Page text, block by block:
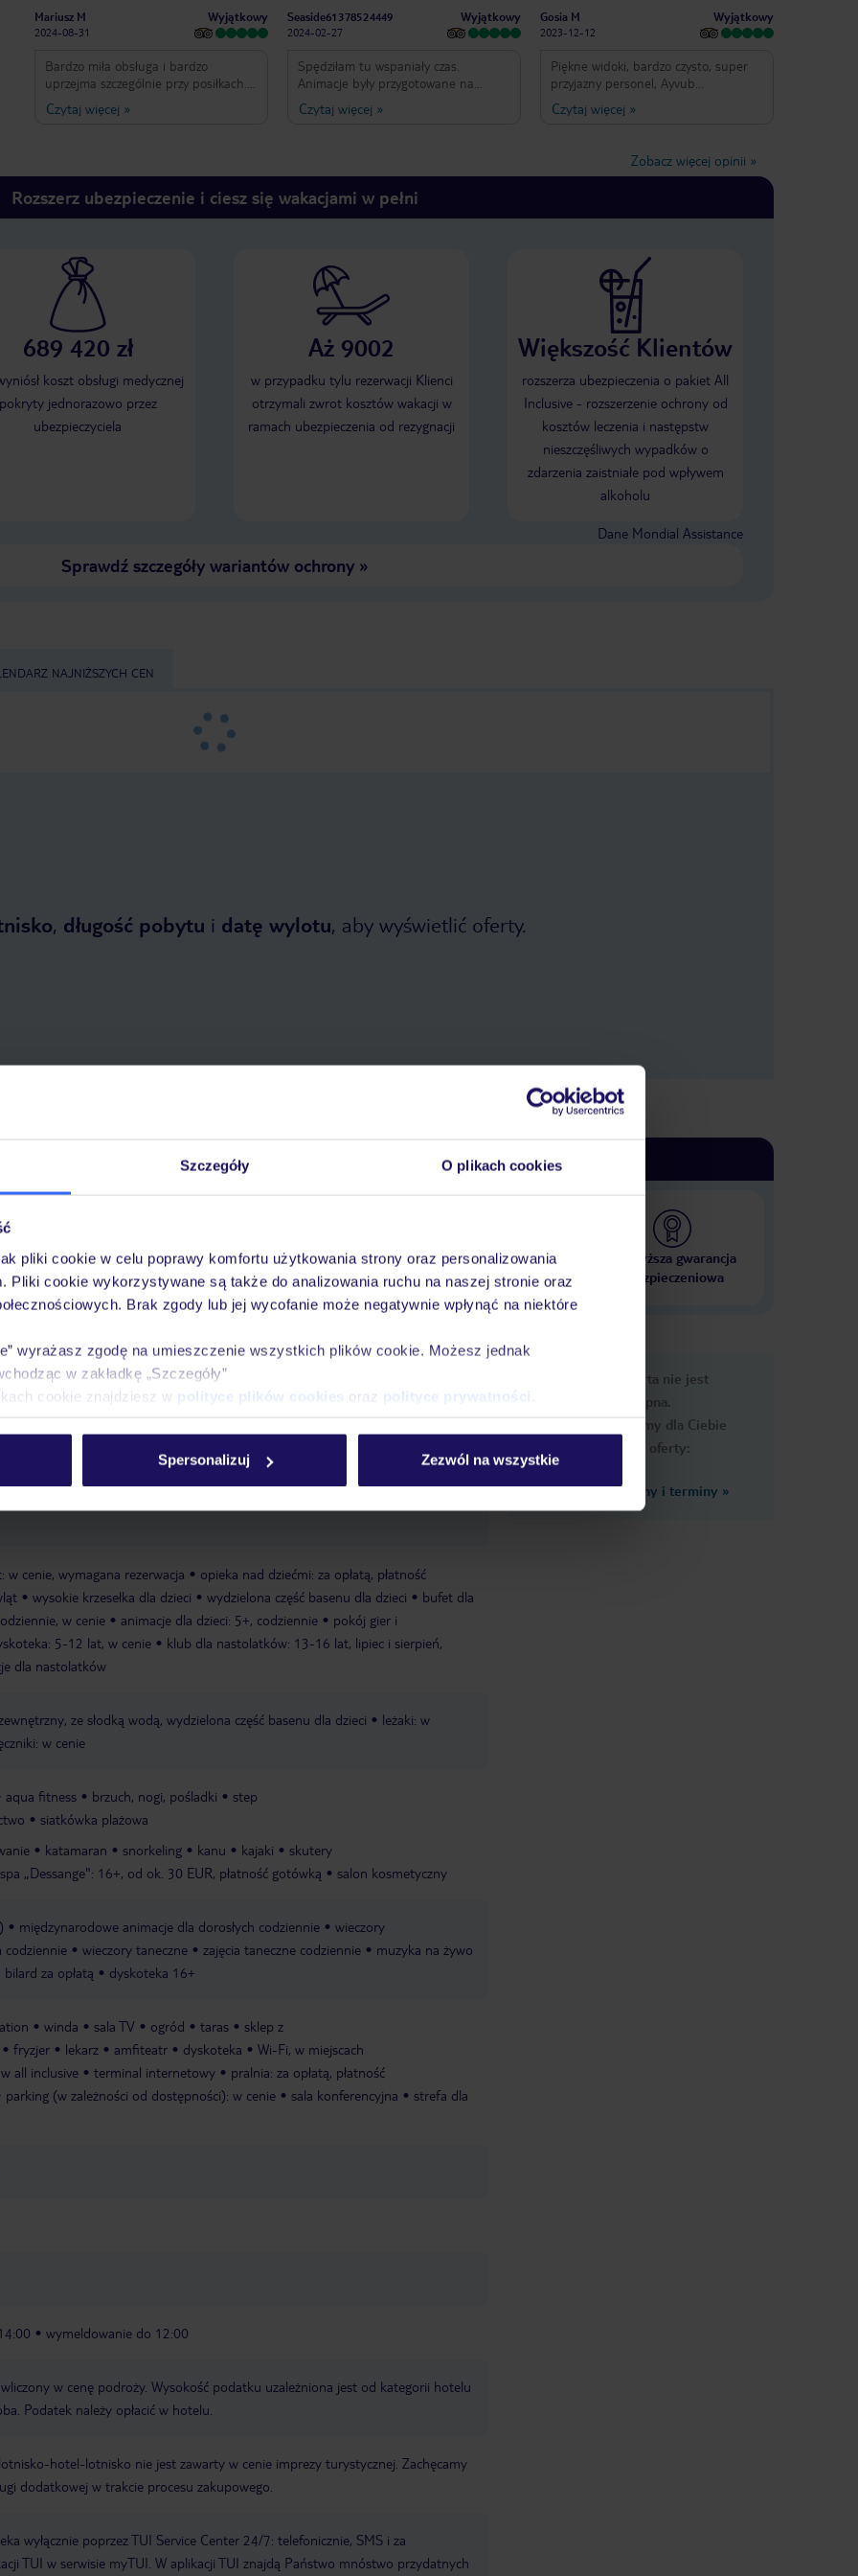
Szczegóły O plikach cookies
pliki cookie w celu poprawy komfortu użytkowania strony oraz personalizowania
Pliki cookie wykorzystywane są także do analizowania ruchu na naszej stronie oraz
Brak zgody lub jej wycofanie może negatywnie wpłynąć na niektóre
wyrażasz zgodę na umieszczenie wszystkich plików cookie. Możesz jednak
w zakładkę „Szczegóły”
cookie znajdziesz w polityce plików cookies oraz polityce prywatności
Spersonalizuj Zezwól na wszystkie
Mariusz M
2024-08-31
Wyjątkowy
Bardzo miła obsługa i bardzo
uprzejma szczególnie przy posiłkach.
Pokoje czyste i codziennie sprzątane.
Jedzie wyśmienite ( śniadanie
Czytaj więcej »
Seaside61378524449
2024-02-27
Wyjątkowy
Spędziłam tu wspaniały czas.
Animacje były przygotowane na
najwyższym poziomie. Niesamowite
przedstawienia. Z całego serca
Amazing performances. I
wholeheartedly recommend a holiday
Czytaj więcej »
Gosia M
2023-12-12
Wyjątkowy
Piękne widoki, bardzo czysto, super
przyjazny personel, Ayvub
/oussama/MoMo/Abdou/Sergiobardzo
przyjacielski, energiczny, miły. Aerobik
profesionalna. Teatr co drugi wieczór,
tancerki, węże.
Czytaj więcej »
Zobacz więcej opinii »
Rozszerz ubezpieczenie i ciesz się wakacjami w pełni
689 420 zł
koszt obsługi medycznej
pokryty jednorazowo przez
ubezpieczyciela
Aż 9002
w przypadku tylu rezerwacji Klienci
otrzymali zwrot kosztów wakacji w
ramach ubezpieczenia od rezygnacji
Większość Klientów
rozszerza ubezpieczenia o pakiet All
Inclusive - rozszerzenie ochrony od
kosztów leczenia i następstw
nieszczęśliwych wypadków o
zdarzenia zaistniałe pod wpływem
alkoholu
Dane Mondial Assistance
Sprawdź szczegóły wariantów ochrony»
NAJNIŻSZYCH CEN
, długość pobytu i datę wylotu, aby wyświetlić oferty.
Dlaczego warto wybrać TUI?
30 lat w Polsce
Tylko u nas opieka na
wakacjach 24/7
10 000 hoteli w ponad 50
krajach
Najwyższa gwarancja
ubezpieczeniowa
Pokoje Wyżywienie
w cenie, wymagana rezerwacja
opieka nad dziećmi: za opłatą, płatność
wysokie krzesełka dla dzieci wydzielona część basenu dla dzieci
bufet dla
w cenie animacje dla dzieci: 5+, codziennie
pokój gier i
5-12 lat, w cenie
klub dla nastolatków: 13-16 lat, lipiec i sierpień,
dla nastolatków
ze słodką wodą, wydzielona część basenu dla dzieci
leżaki: w
w cenie
aqua fitness brzuch, nogi, pośladki
step
siatkówka plażowa
katamaran snorkeling kanu kajaki
skutery
„Dessange": 16+, od ok. 30 EUR, płatność gotówką salon kosmetyczny
międzynarodowe animacje dla dorosłych codziennie
wieczory
codziennie wieczory taneczne zajęcia taneczne codziennie
muzyka na żywo
bilard za opłatą dyskoteka 16+
winda sala TV ogród taras
sklep z
fryzjer lekarz amfiteatr dyskoteka
Wi-Fi, w miejscach
all inclusive
terminal internetowy
pralnia: za opłatą, płatność
parking (w zależności od dostępności): w cenie sala konferencyjna
strefa dla
wymeldowanie do 12:00
w cenę podroży. Wysokość podatku uzależniona jest od kategorii hotelu
Podatek należy opłacić w hotelu.
hotel-lotnisko nie jest zawarty w cenie imprezy turystycznej. Zachęcamy
dodatkowej w trakcie procesu zakupowego.
wyłącznie poprzez TUI Service Center 24/7: telefonicznie, SMS i za
TUI w serwisie myTUI. W aplikacji TUI znajdą Państwo mnóstwo przydatnych
Ups, ta oferta nie jest
dostępna.
Przygotowaliśmy dla Ciebie
podobne oferty:
Zobacz inne ceny i terminy »